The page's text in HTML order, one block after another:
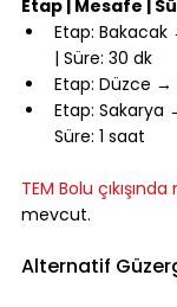
Etap | Mesafe |
Etap:
| Süre: 30 dk
Etap: Düzce →
Etap: Sakarya
Süre: 1 saat
TEM Bolu
mevcut.
Alternatif